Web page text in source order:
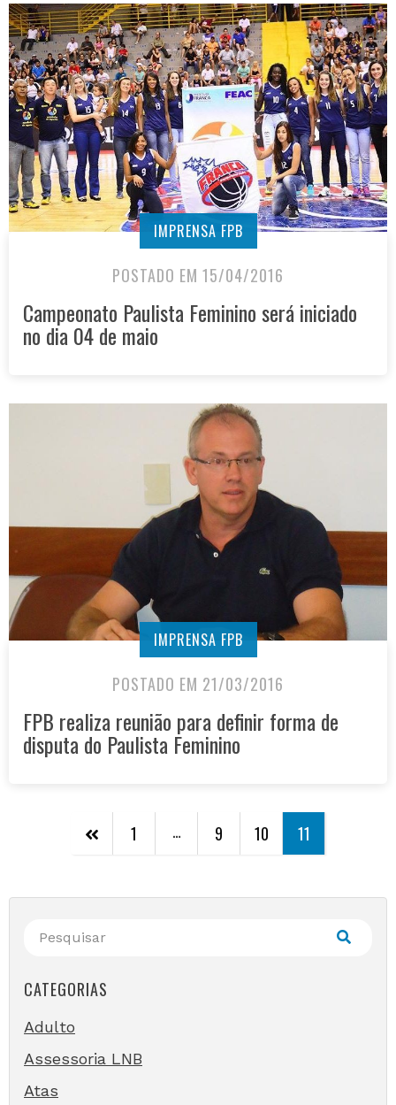
IMPRENSA FPB
POSTADO EM 15/04/2016
Campeonato Paulista Feminino será iniciado
no dia 04 de maio
IMPRENSA FPB
POSTADO EM 21/03/2016
FPB realiza reunião para definir forma de
disputa do Paulista Feminino
1 … 9 10 11
CATEGORIAS
Adulto
Assessoria LNB
Atas